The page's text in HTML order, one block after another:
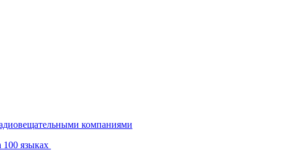
компаниями
языках